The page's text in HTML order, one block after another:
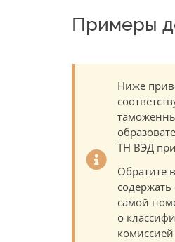
Примеры
Ниже
ТН ВЭД
Обратите
самой
о